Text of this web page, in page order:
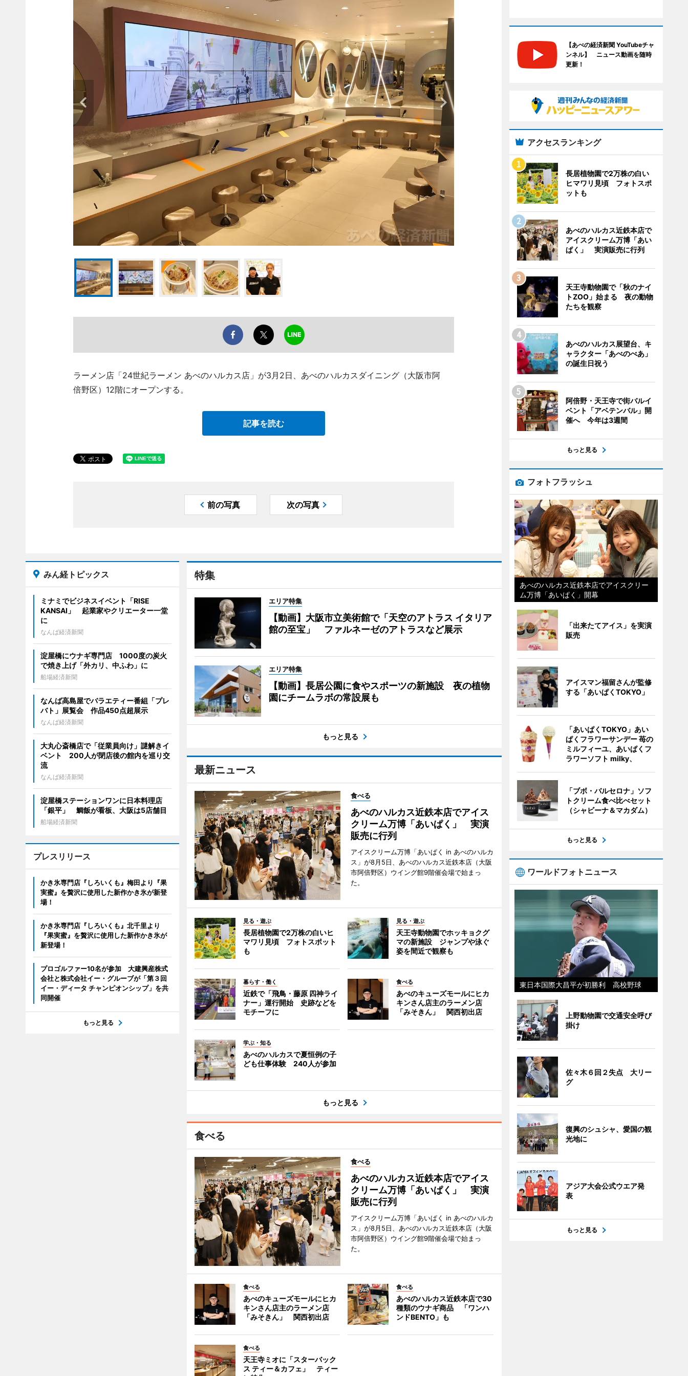
ラーメン店「24世紀ラーメン あべのハルカス店」が3月2日、あべのハルカスダイニング（大阪市阿
倍野区）12階にオープンする。
記事を読む
前の写真 次の写真
特集
エリア特集
【動画】大阪市立美術館で「天空のアトラス イタリア
館の至宝」 ファルネーゼのアトラスなど展示
エリア特集
【動画】長居公園に食やスポーツの新施設 夜の植物
園にチームラボの常設展も
もっと見る
最新ニュース
食べる
あべのハルカス近鉄本店でアイス
クリーム万博「あいぱく」 実演
販売に行列
アイスクリーム万博「あいぱく in あべのハルカ
ス」が8月5日、あべのハルカス近鉄本店（大阪
市阿倍野区）ウイング館9階催会場で始まっ
た。
見る・遊ぶ
長居植物園で2万株の白いヒ
マワリ見頃 フォトスポット
も
見る・遊ぶ
天王寺動物園でホッキョクグ
マの新施設 ジャンプや泳ぐ
姿を間近で観察も
暮らす・働く
近鉄で「飛鳥・藤原 四神ライ
ナー」運行開始 史跡などを
モチーフに
食べる
あべのキューズモールにヒカ
キンさん店主のラーメン店
「みそきん」 関西初出店
学ぶ・知る
あべのハルカスで夏恒例の子
ども仕事体験 240人が参加
もっと見る
食べる
食べる
あべのハルカス近鉄本店でアイス
クリーム万博「あいぱく」 実演
販売に行列
アイスクリーム万博「あいぱく in あべのハルカ
ス」が8月5日、あべのハルカス近鉄本店（大阪
市阿倍野区）ウイング館9階催会場で始まっ
た。
食べる
あべのキューズモールにヒカ
キンさん店主のラーメン店
「みそきん」 関西初出店
食べる
あべのハルカス近鉄本店で30
種類のウナギ商品 「ワンハ
ンドBENTO」も
食べる
天王寺ミオに「スターバック
ス ティー＆カフェ」 ティー
みん経トピックス
ミナミでビジネスイベント「RISE
KANSAI」 起業家やクリエーター一堂
に
なんば経済新聞
淀屋橋にウナギ専門店 1000度の炭火
で焼き上げ「外カリ、中ふわ」に
船場経済新聞
なんば高島屋でバラエティー番組「プレ
バト」展覧会 作品450点超展示
なんば経済新聞
大丸心斎橋店で「従業員向け」謎解きイ
ベント 200人が閉店後の館内を巡り交
流
なんば経済新聞
淀屋橋ステーションワンに日本料理店
「銀平」 鯛飯が看板、大阪は5店舗目
船場経済新聞
プレスリリース
かき氷専門店『しろいくも』梅田より『果
実蜜』を贅沢に使用した新作かき氷が新登
場！
かき氷専門店『しろいくも』北千里より
『果実蜜』を贅沢に使用した新作かき氷が
新登場！
プロゴルファー10名が参加 大建興産株式
会社と株式会社イー・グルーブが「第３回
イー・ディータ チャンピオンシップ」を共
同開催
もっと見る
【あべの経済新聞 YouTubeチャ
ンネル】 ニュース動画を随時
更新！
アクセスランキング
長居植物園で2万株の白い
ヒマワリ見頃 フォトスポ
ットも
あべのハルカス近鉄本店で
アイスクリーム万博「あい
ぱく」 実演販売に行列
天王寺動物園で「秋のナイ
トZOO」始まる 夜の動物
たちを観察
あべのハルカス展望台、キ
ャラクター「あべのべあ」
の誕生日祝う
阿倍野・天王寺で街バルイ
ベント「アベテンバル」開
催へ 今年は3週間
もっと見る
フォトフラッシュ
あべのハルカス近鉄本店でアイスクリー
ム万博「あいぱく」開幕
「出来たてアイス」を実演
販売
アイスマン福留さんが監修
する「あいぱくTOKYO」
「あいぱくTOKYO」あい
ぱくフラワーサンデー 苺の
ミルフィーユ、あいぱくフ
ラワーソフト milky、
「ブボ・バルセロナ」ソフ
トクリーム食べ比べセット
（シャビーナ＆マカダム）
もっと見る
ワールドフォトニュース
東日本国際大昌平が初勝利 高校野球
上野動物園で交通安全呼び
掛け
佐々木６回２失点 大リー
グ
復興のシュシャ、愛国の観
光地に
アジア大会公式ウエア発
表
もっと見る